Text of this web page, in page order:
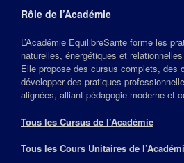
Rôle de l’Académie
L’Académie EquilibreSante forme les
naturelles, énergétiques et relationnelles
Elle propose des cursus complets, des
développer des pratiques
alignées, alliant pédagogie moderne et
Tous les Cursus de l’Académie
Tous les Cours Unitaires de